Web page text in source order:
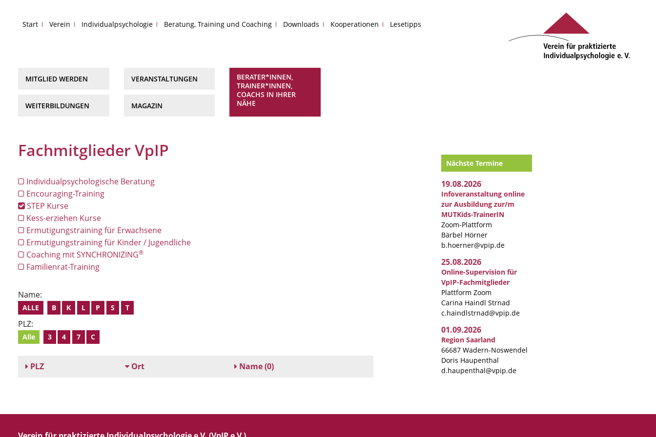
Start Verein Individualpsychologie Beratung, Training und Coaching Downloads Kooperationen Lesetipps
MITGLIED WERDEN
WEITERBILDUNGEN
VERANSTALTUNGEN
MAGAZIN
BERATER*INNEN,
TRAINER*INNEN,
COACHS IN IHRER
NÄHE
Fachmitglieder VpIP
Individualpsychologische Beratung
Encouraging-Training
STEP Kurse
Kess-erziehen Kurse
Ermutigungstraining für Erwachsene
Ermutigungstraining für Kinder / Jugendliche
Coaching mit SYNCHRONIZING®
Familienrat-Training
Name:
ALLE B K L P S T
PLZ:
Alle 3 4 7 C
PLZ Ort Name(0)
Nächste Termine
19.08.2026
Infoveranstaltung online
zur Ausbildung zur/m
MUTKids-TrainerIN
Zoom-Plattform
Bärbel Hörner
b.hoerner@vpip.de
25.08.2026
Online-Supervision für
VpIP-Fachmitglieder
Plattform Zoom
Carina Haindl Strnad
c.haindlstrnad@vpip.de
01.09.2026
Region Saarland
66687 Wadern-Noswendel
Doris Haupenthal
d.haupenthal@vpip.de